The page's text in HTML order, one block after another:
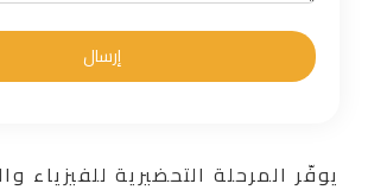
يوفّر المرحلة التحضيرية للفيزياء